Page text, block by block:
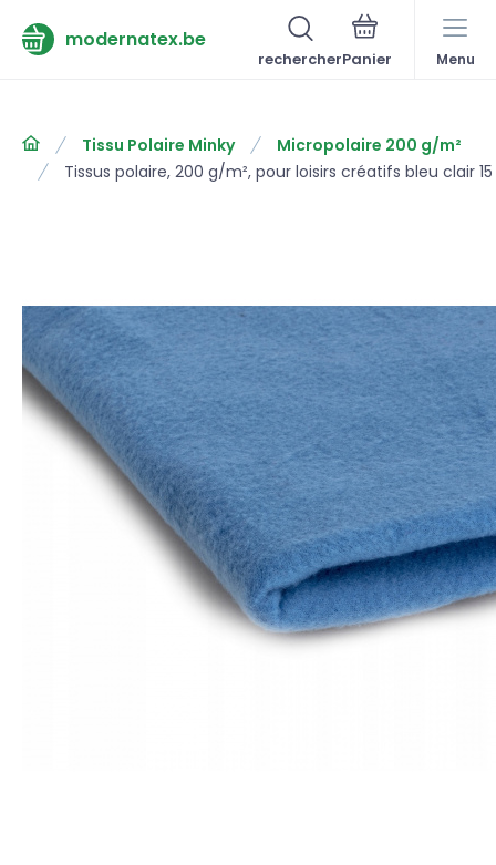
modernatex.be
rechercher Menu
Tissu Polaire Minky
Micropolaire 200 g/m²
Tissus polaire, 200 g/m², pour loisirs créatifs bleu clair 15